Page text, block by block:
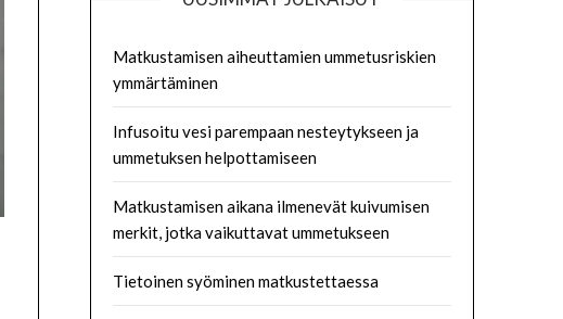
Matkustamisen aiheuttamien ummetusriskien
ymmärtäminen
Infusoitu vesi parempaan nesteytykseen ja
ummetuksen helpottamiseen
Matkustamisen aikana ilmenevät kuivumisen
merkit, jotka vaikuttavat ummetukseen
Tietoinen syöminen matkustettaessa